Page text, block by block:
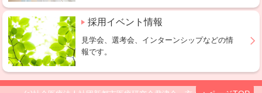
採用イベント情報
見学会、選考会、インターンシップなどの情
報です。